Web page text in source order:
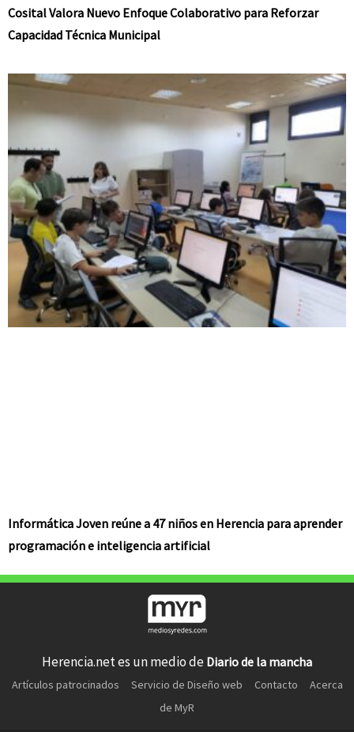
Cosital Valora Nuevo Enfoque Colaborativo para Reforzar
Capacidad Técnica Municipal
Informática Joven reúne a 47 niños en Herencia para aprender
programación e inteligencia artificial
Herencia.net es un medio de Diario de la mancha
Artículos patrocinados Servicio de Diseño web Contacto
Acerca
de MyR